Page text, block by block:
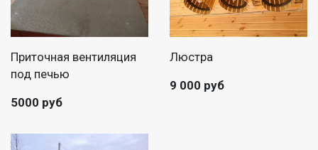
Приточная вентиляция
под печью
5000 руб
Люстра
9 000 руб